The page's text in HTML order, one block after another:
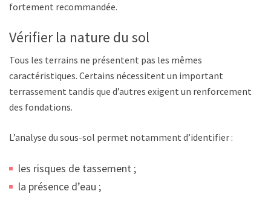
fortement recommandée.
Vérifier la nature du sol
Tous les terrains ne présentent pas les mêmes
caractéristiques. Certains nécessitent un important
terrassement tandis que d’autres exigent un renforcement
des fondations.
L’analyse du sous-sol permet notamment d’identifier :
les risques de tassement ;
la présence d’eau ;